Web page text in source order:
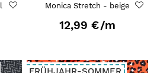
Monica Stretch - beige
12,99 €/m